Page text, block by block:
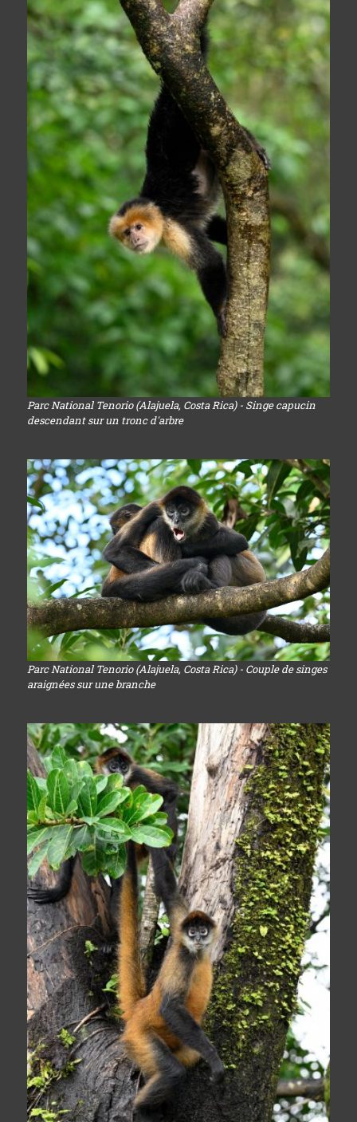
Parc National Tenorio (Alajuela, Costa Rica) - Singe capucin
descendant sur un tronc d'arbre
Parc National Tenorio (Alajuela, Costa Rica) - Couple de singes
araignées sur une branche